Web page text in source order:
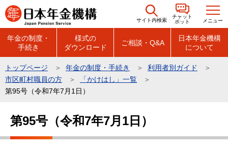
こ
の
の
先
サイト内検索
チャット
ボット
メニュー
年金の制度・
手続き
様式の
ダウンロード
ご相談・Q&A
日本年金機構
について
トップページ 年金の制度・手続き
利用者別ガイド
市区町村職員の方
「かけはし」一覧
第95号（令和7年7月1日）
こ
第95号（令和7年7月1日）